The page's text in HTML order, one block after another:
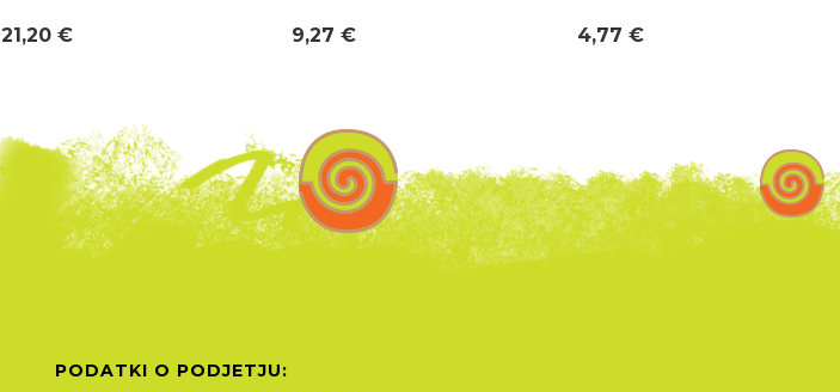
21,20 € 9,27 € 4,77 €
PODATKI O PODJETJU: